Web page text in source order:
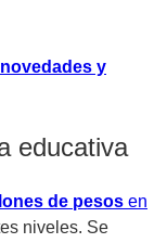
y
educativa
de pesos en
niveles. Se